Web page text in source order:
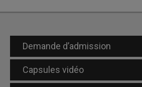
Demande d’admission
Capsules vidéo